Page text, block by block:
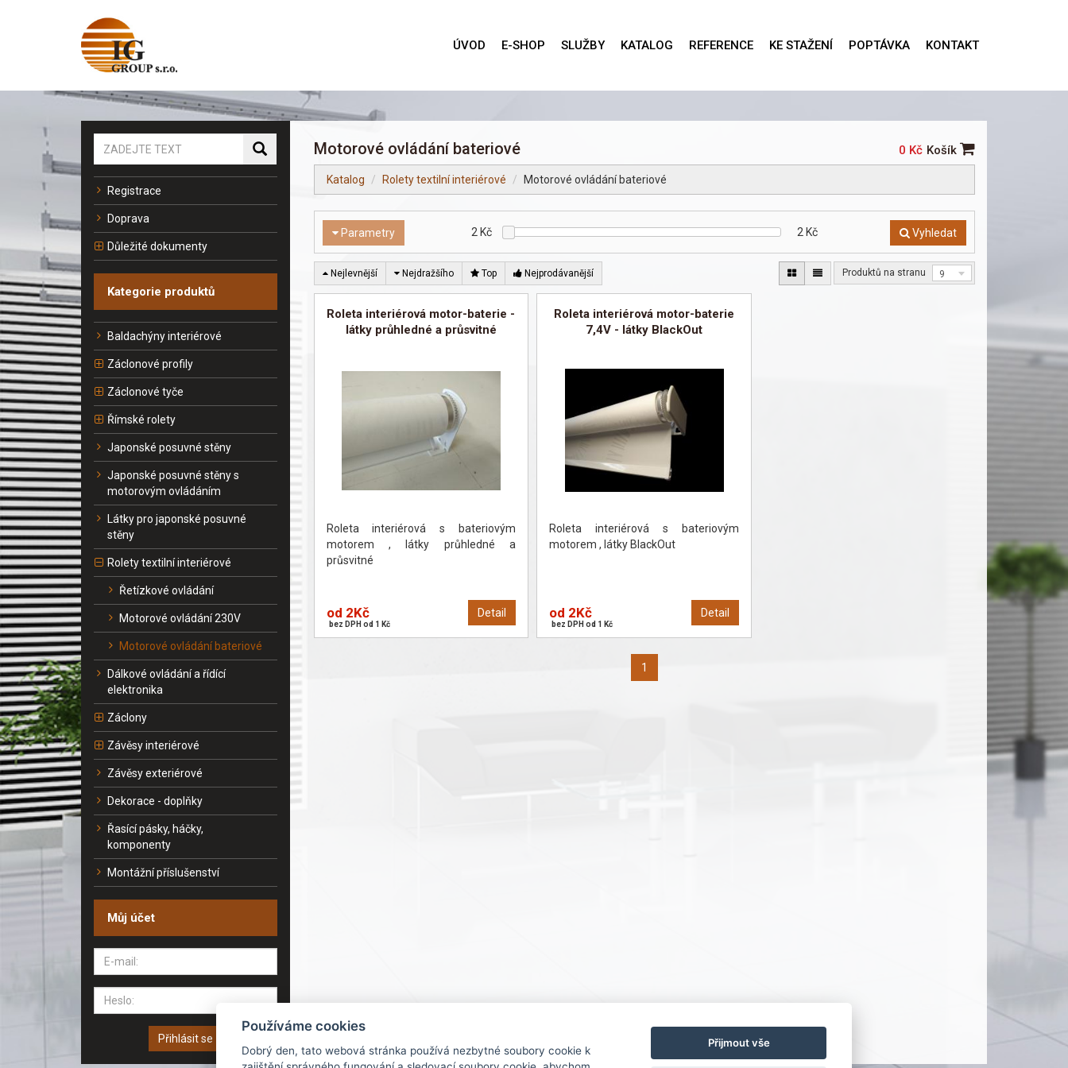
ÚVOD E-SHOP SLUŽBY KATALOG REFERENCE KE STAŽENÍ POPTÁVKA KONTAKT
Registrace
Doprava
Důležité dokumenty
Kategorie produktů
Baldachýny interiérové
Záclonové profily
Záclonové tyče
Římské rolety
Japonské posuvné stěny
Japonské posuvné stěny s
motorovým ovládáním
Látky pro japonské posuvné
stěny
Rolety textilní interiérové
Řetízkové ovládání
Motorové ovládání 230V
Motorové ovládání bateriové
Dálkové ovládání a řídící
elektronika
Záclony
Závěsy interiérové
Závěsy exteriérové
Dekorace - doplňky
Řasící pásky, háčky,
komponenty
Montážní příslušenství
Můj účet
Přihlásit se
Motorové ovládání bateriové 0 Kč Košík
Katalog Rolety textilní interiérové Motorové ovládání bateriové
Parametry 2 Kč 2 Kč Vyhledat
Nejlevnější Nejdražšího Top Nejprodávanější Produktů na stranu 9
Roleta interiérová motor-baterie -
látky průhledné a průsvitné
Roleta interiérová s bateriovým
motorem , látky průhledné a
průsvitné
Detail
od 2Kč
bez DPH od 1 Kč
Roleta interiérová motor-baterie
7,4V - látky BlackOut
Roleta interiérová s bateriovým
motorem , látky BlackOut
Detail
od 2Kč
bez DPH od 1 Kč
1
Používáme cookies
Dobrý den, tato webová stránka používá nezbytné soubory cookie k
Přijmout vše